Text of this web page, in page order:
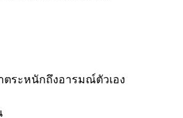
ตระหนักถึงอารมณ์ตัวเอง